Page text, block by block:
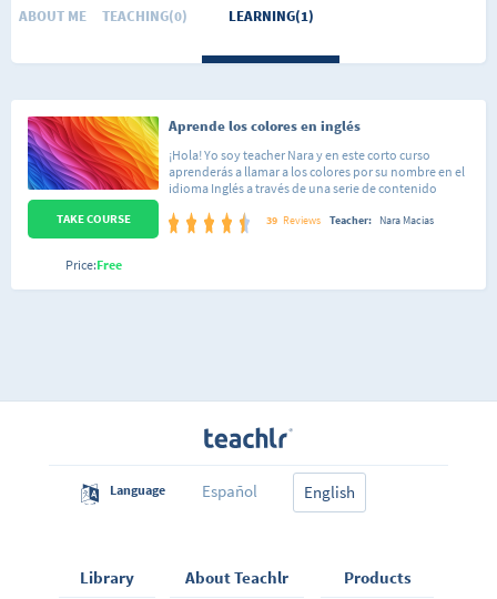
ABOUT ME TEACHING(0) LEARNING(1)
Aprende los colores en inglés
¡Hola! Yo soy teacher Nara y en este corto curso
aprenderás a llamar a los colores por su nombre en el
idioma Inglés a través de una serie de contenido
una experiencia de aprendizaje divertida a través de la
visualización de material audivisual, actividades
39 Reviews Teacher: Nara Macias
TAKE COURSE
Price:Free
Language Español English
Library About Teachlr Products